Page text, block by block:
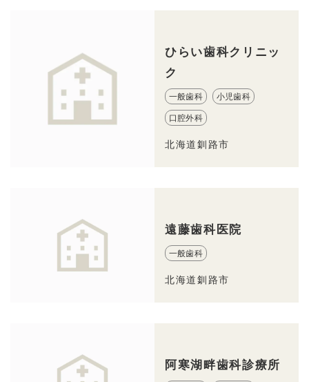
ひらい歯科クリニッ
ク
一般歯科 小児歯科
口腔外科
北海道釧路市
遠藤歯科医院
一般歯科
北海道釧路市
阿寒湖畔歯科診療所